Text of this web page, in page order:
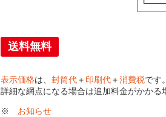
送料無料
表示価格は、 封筒代 ＋ 印刷代 ＋ 消費税です
詳細な網点になる場合は追加料金がかかる
※ お知らせ